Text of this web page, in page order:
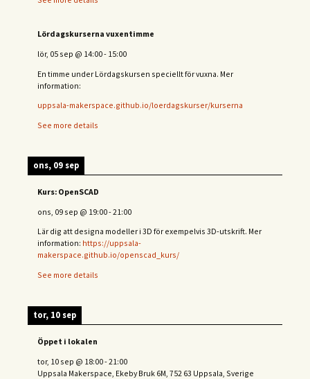
Lördagskurserna vuxentimme
lör, 05 sep @ 14:00- 15:00
En timme under Lördagskursen speciellt för vuxna. Mer
information:
uppsala-makerspace.github.io/loerdagskurser/kurserna
See more details
ons, 09 sep
Kurs: OpenSCAD
ons, 09 sep @ 19:00-21:00
Lär dig att designa modeller i 3D för exempelvis 3D-utskrift. Mer
information: https://uppsala-
makerspace.github.io/openscad_kurs/
See more details
tor, 10 sep
Öppet i lokalen
tor, 10 sep @ 18:00-21:00
Uppsala Makerspace, Ekeby Bruk 6M, 752 63 Uppsala, Sverige